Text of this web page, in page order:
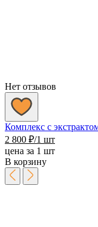
Нет отзывов
Комплекс с
2 800 ₽/1 шт
цена за 1 шт
В корзину